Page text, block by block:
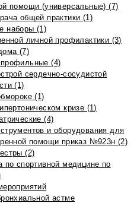
помощи (универсальные) (7)
общей практики (1)
наборы (1)
личной профилактики (3)
(7)
(4)
сердечно-сосудистой
(1)
(1)
кризе (1)
(4)
и оборудования для
помощи приказ №923н (2)
(2)
по спортивной медицине по
астме